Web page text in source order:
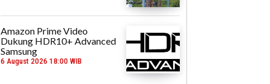
Amazon Prime Video
Dukung HDR10+ Advanced
Samsung
6 August 2026 18:00 WIB